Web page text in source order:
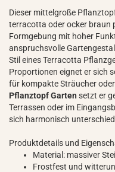
Dieser mittelgroße
terracotta oder ocker braun
Formgebung mit hoher
anspruchsvolle
Stil eines Terracotta
Proportionen eignet er sich
für kompakte Sträucher
Pflanztopf Garten setzt er
Terrassen oder im
sich harmonisch
Produktdetails und
Material: massiver
Frostfest und